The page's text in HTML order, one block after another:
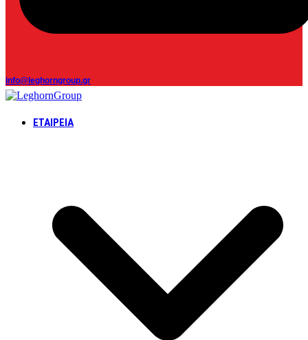
info@leghorngroup.gr
ΕΤΑΙΡΕΊΑ